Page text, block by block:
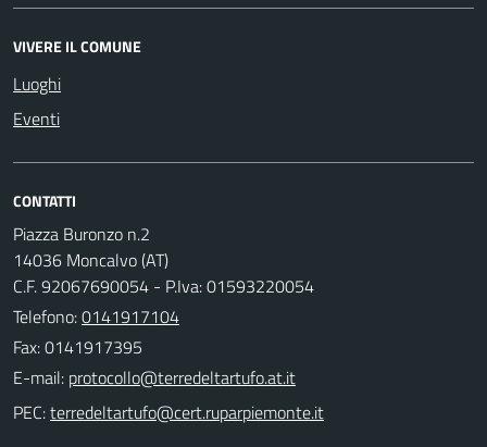
VIVERE IL COMUNE
Luoghi
Eventi
CONTATTI
Piazza Buronzo n.2
14036 Moncalvo (AT)
C.F. 92067690054 - P.Iva: 01593220054
Telefono:0141917104
Fax: 0141917395
E-mail:
PEC: